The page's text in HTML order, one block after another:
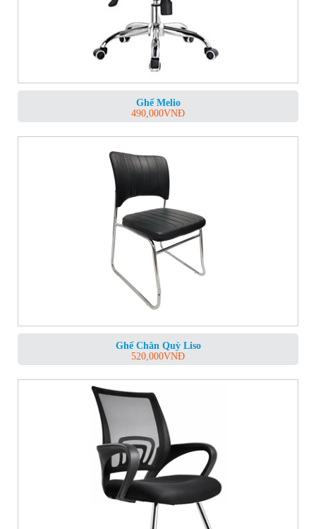
Ghế Melio
490,000VNĐ
Ghế Chân Quỳ Liso
520,000VNĐ